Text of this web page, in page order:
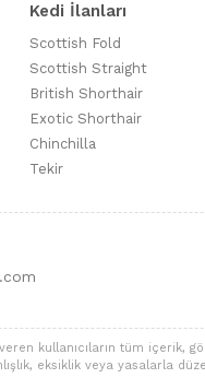
Kedi İlanları
Scottish Fold
Scottish Straight
British Shorthair
Exotic Shorthair
Chinchilla
Tekir
kullanıcıların tüm içerik,
eksiklik veya yasalarla